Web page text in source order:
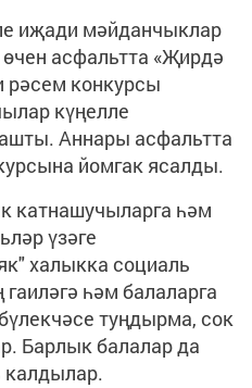
иҗади мәйданчыклар
асфальтта «Җирдә
конкурсы
күңелле
Аннары асфальтта
йомгак ясалды.
катнашучыларга һәм
үзәге
халыкка социаль
һәм балаларга
туңдырма, сок
Барлык балалар да
калдылар.